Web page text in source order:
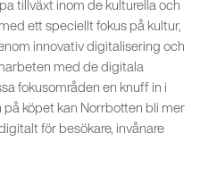
tillväxt inom de kulturella och
ett speciellt fokus på kultur,
innovativ digitalisering och
med de digitala
fokusområden en knuff in i
köpet kan Norrbotten bli mer
för besökare, invånare